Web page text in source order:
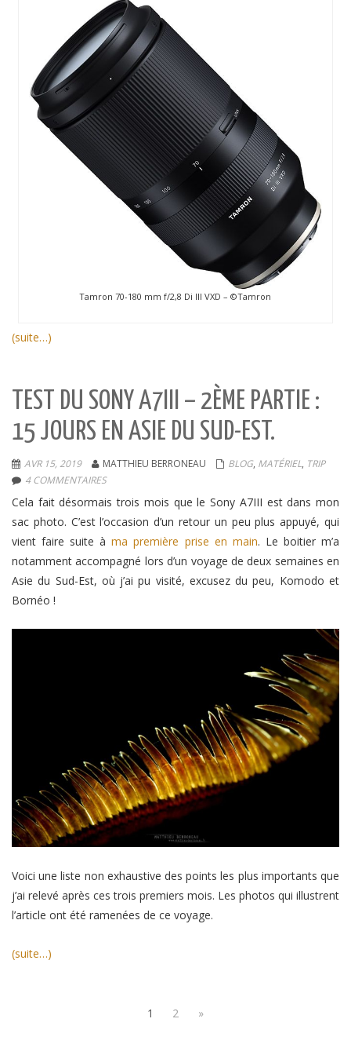
Tamron 70-180 mm f/2,8 Di III VXD –©Tamron
(suite…)
TEST DU SONY A7III – 2ÈME PARTIE :
15 JOURS EN ASIE DU SUD-EST.
AVR 15, 2019 MATTHIEU BERRONEAU BLOG, MATÉRIEL, TRIP
4 COMMENTAIRES
Cela fait désormais trois mois que le Sony A7III est dans mon
sac photo. C’est l’occasion d’un retour un peu plus appuyé, qui
vient faire suite àma première prise en main. Le boitier m’a
notamment accompagné lors d’un voyage de deux semaines en
Asie du Sud-Est, où j’ai pu visité, excusez du peu, Komodo et
Bornéo !
Voici une liste non exhaustive des points les plus importants que
j’ai relevé après ces trois premiers mois. Les photos qui illustrent
l’article ont été ramenées de ce voyage.
(suite…)
1 2 »